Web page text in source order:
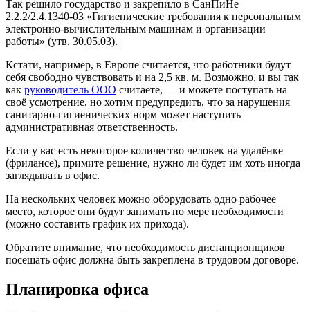
Так решило государство и закрепило в СанПиНе
2.2.2/2.4.1340-03 «Гигиенические требования к персональным
электронно-вычислительным машинам и организации
работы» (утв. 30.05.03).
Кстати, например, в Европе считается, что работники будут
себя свободно чувствовать и на 2,5 кв. м. Возможно, и вы так
как руководитель ООО считаете, — и можете поступать на
своё усмотрение, но хотим предупредить, что за нарушения
санитарно-гигиенических норм может наступить
административная ответственность.
Если у вас есть некоторое количество человек на удалёнке
(фрилансе), примите решение, нужно ли будет им хоть иногда
заглядывать в офис.
На нескольких человек можно оборудовать одно рабочее
место, которое они будут занимать по мере необходимости
(можно составить график их прихода).
Обратите внимание, что необходимость дистанционщиков
посещать офис должна быть закреплена в трудовом договоре.
Планировка офиса